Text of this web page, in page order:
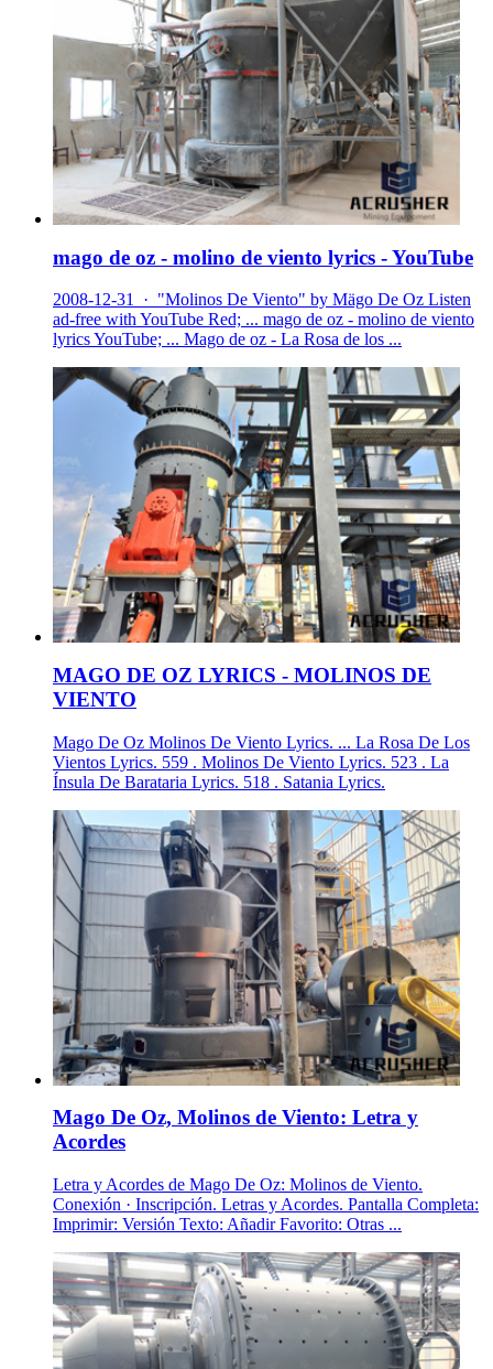
mago de oz - molino de viento lyrics - YouTube
2008-12-31 · "Molinos De Viento" by Mägo De Oz Listen
ad-free with YouTube Red; ... mago de oz - molino de viento
lyrics YouTube; ... Mago de oz - La Rosa de los ...
MAGO DE OZ LYRICS - MOLINOS DE
VIENTO
Mago De Oz Molinos De Viento Lyrics. ... La Rosa De Los
Vientos Lyrics. 559 . Molinos De Viento Lyrics. 523 . La
Ínsula De Barataria Lyrics. 518 . Satania Lyrics.
Mago De Oz, Molinos de Viento: Letra y
Acordes
Letra y Acordes de Mago De Oz: Molinos de Viento.
Conexión · Inscripción. Letras y Acordes. Pantalla Completa:
Imprimir: Versión Texto: Añadir Favorito: Otras ...